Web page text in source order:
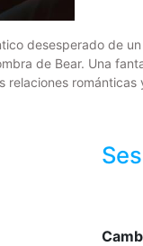
desesperado de
de Bear. Una
relaciones